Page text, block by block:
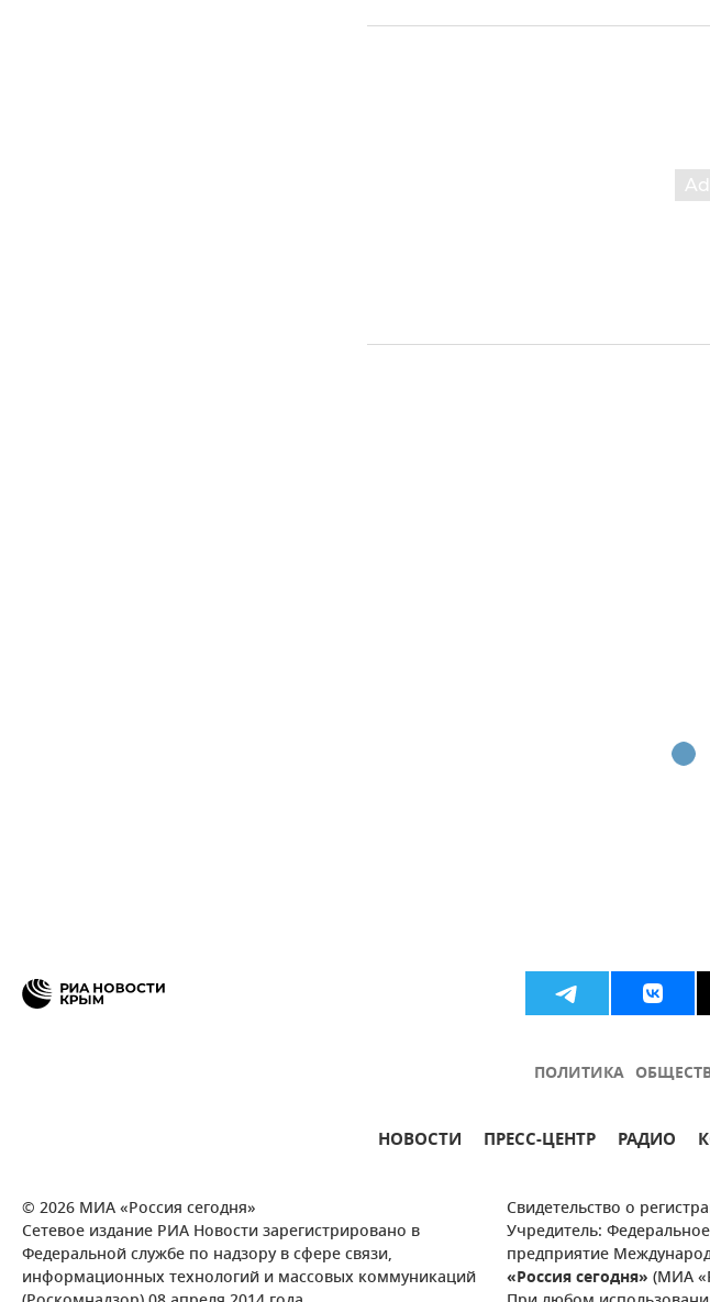
ПОЛИТИКА
НОВОСТИ ПРЕСС-ЦЕНТР РАДИО
© 2026 МИА «Россия сегодня»
Сетевое издание РИА Новости зарегистрировано в
Федеральной службе по надзору в сфере связи,
информационных технологий и массовых коммуникаций
Свидетельство о
Учредитель:
предприятие
«Россия сегодня» (МИА